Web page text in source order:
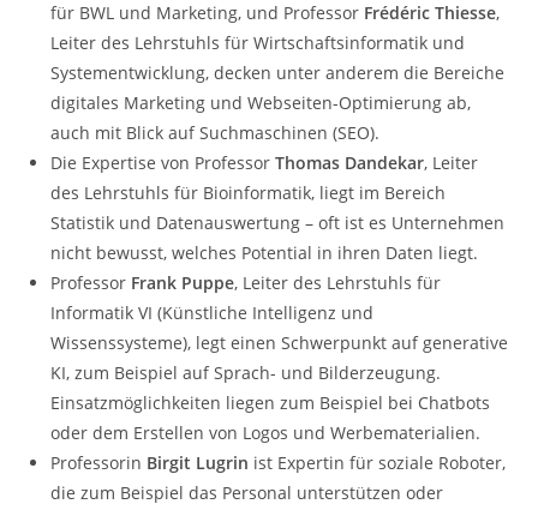
für BWL und Marketing, und Professor Frédéric Thiesse,
Leiter des Lehrstuhls für Wirtschaftsinformatik und
Systementwicklung, decken unter anderem die Bereiche
digitales Marketing und Webseiten-Optimierung ab,
auch mit Blick auf Suchmaschinen (SEO).
Die Expertise von ProfessorThomas Dandekar, Leiter
des Lehrstuhls für Bioinformatik, liegt im Bereich
Statistik und Datenauswertung – oft ist es Unternehmen
nicht bewusst, welches Potential in ihren Daten liegt.
Professor Frank Puppe, Leiter des Lehrstuhls für
Informatik VI (Künstliche Intelligenz und
Wissenssysteme), legt einen Schwerpunkt auf generative
KI, zum Beispiel auf Sprach- und Bilderzeugung.
Einsatzmöglichkeiten liegen zum Beispiel bei Chatbots
oder dem Erstellen von Logos und Werbematerialien.
Professorin Birgit Lugrin ist Expertin für soziale Roboter,
die zum Beispiel das Personal unterstützen oder